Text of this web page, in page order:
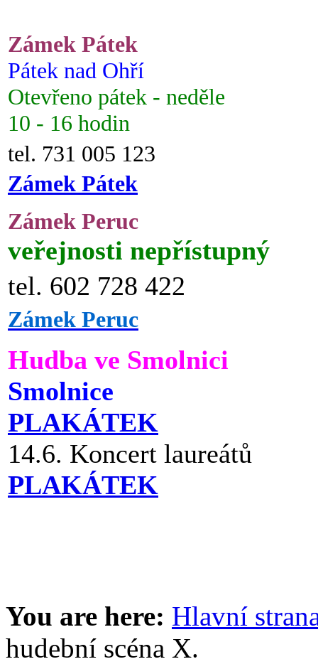
Zámek Pátek
Pátek nad Ohří
Otevřeno pátek - neděle
10 - 16 hodin
tel. 731 005 123
Zámek Pátek
Zámek Peruc
veřejnosti nepřístupný
tel. 602 728 422
Zámek Peruc
Hudba ve Smolnici
Smolnice
PLAKÁTEK
14.6. Koncert laureátů
PLAKÁTEK
You are here: Hlavní
hudební scéna X.